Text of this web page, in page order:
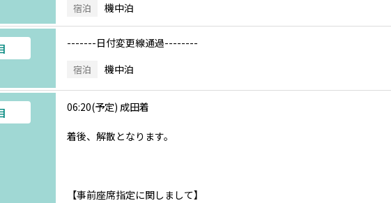
宿泊 機中泊
-------日付変更線通過--------
宿泊 機中泊
06:20(予定) 成田着
着後、解散となります。
【事前座席指定に関しまして】